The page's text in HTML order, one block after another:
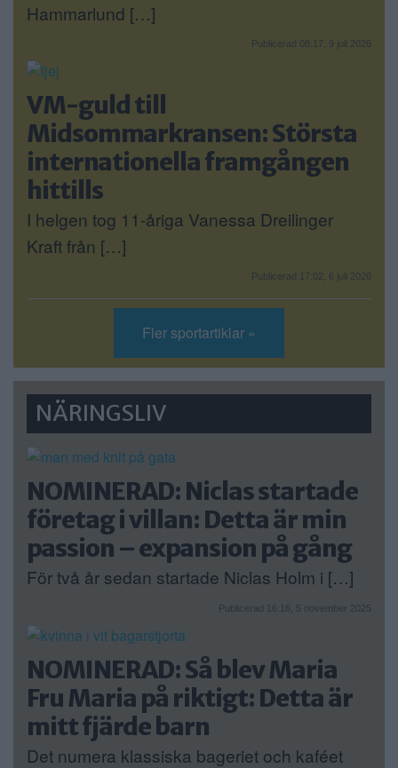
Hammarlund […]
Publicerad 08:17, 9 juli 2026
VM-guld till
Midsommarkransen: Största
internationella framgången
hittills
I helgen tog 11-åriga Vanessa Dreilinger
Kraft från […]
Publicerad 17:02, 6 juli 2026
Fler sportartiklar »
NÄRINGSLIV
NOMINERAD: Niclas startade
företag i villan: Detta är min
passion – expansion på gång
För två år sedan startade Niclas Holm i […]
Publicerad 16:16, 5 november 2025
NOMINERAD: Så blev Maria
Fru Maria på riktigt: Detta är
mitt fjärde barn
Det numera klassiska bageriet och kaféet